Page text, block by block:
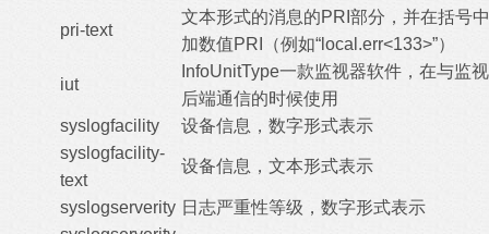
pri-text
文本形式的消息的PRI部分，并在括号
加数值PRI（例如“local.err<133>”）
iut
InfoUnitType一款监视器软件，在与监
后端通信的时候使用
syslogfacility
设备信息，数字形式表示
syslogfacility-
text
设备信息，文本形式表示
syslogserverity 日志严重性等级，数字形式表示